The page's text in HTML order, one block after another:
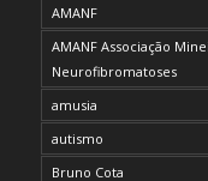
AMANF
AMANF Associação
Neurofibromatoses
amusia
autismo
Bruno Cota